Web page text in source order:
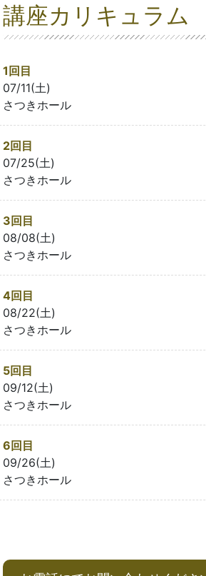
講座カリキュラム
1回目
07/11(土)
さつきホール
2回目
07/25(土)
さつきホール
3回目
08/08(土)
さつきホール
4回目
08/22(土)
さつきホール
5回目
09/12(土)
さつきホール
6回目
09/26(土)
さつきホール